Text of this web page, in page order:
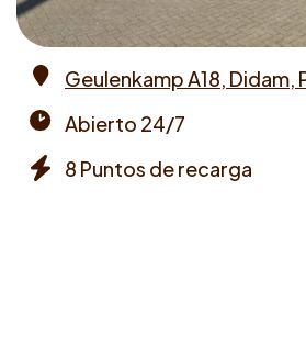
Geulenkamp A18, Didam,
times
Abierto 24/7
8 Puntos de recarga